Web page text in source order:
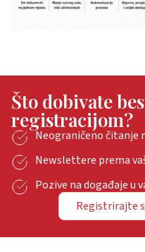
Što dobivate
registracijom?
Neograničeno čitanje
Newslettere prema
Pozive na događaje u
Registrirajte